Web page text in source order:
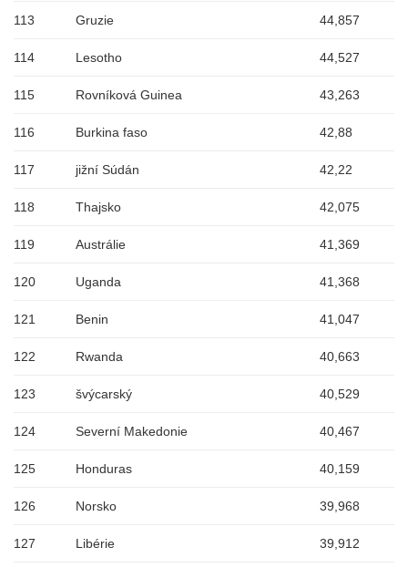
113 Gruzie 44,857
114 Lesotho 44,527
115 Rovníková Guinea 43,263
116 Burkina faso 42,88
117 jižní Súdán 42,22
118 Thajsko 42,075
119 Austrálie 41,369
120 Uganda 41,368
121 Benin 41,047
122 Rwanda 40,663
123 švýcarský 40,529
124 Severní Makedonie 40,467
125 Honduras 40,159
126 Norsko 39,968
127 Libérie 39,912